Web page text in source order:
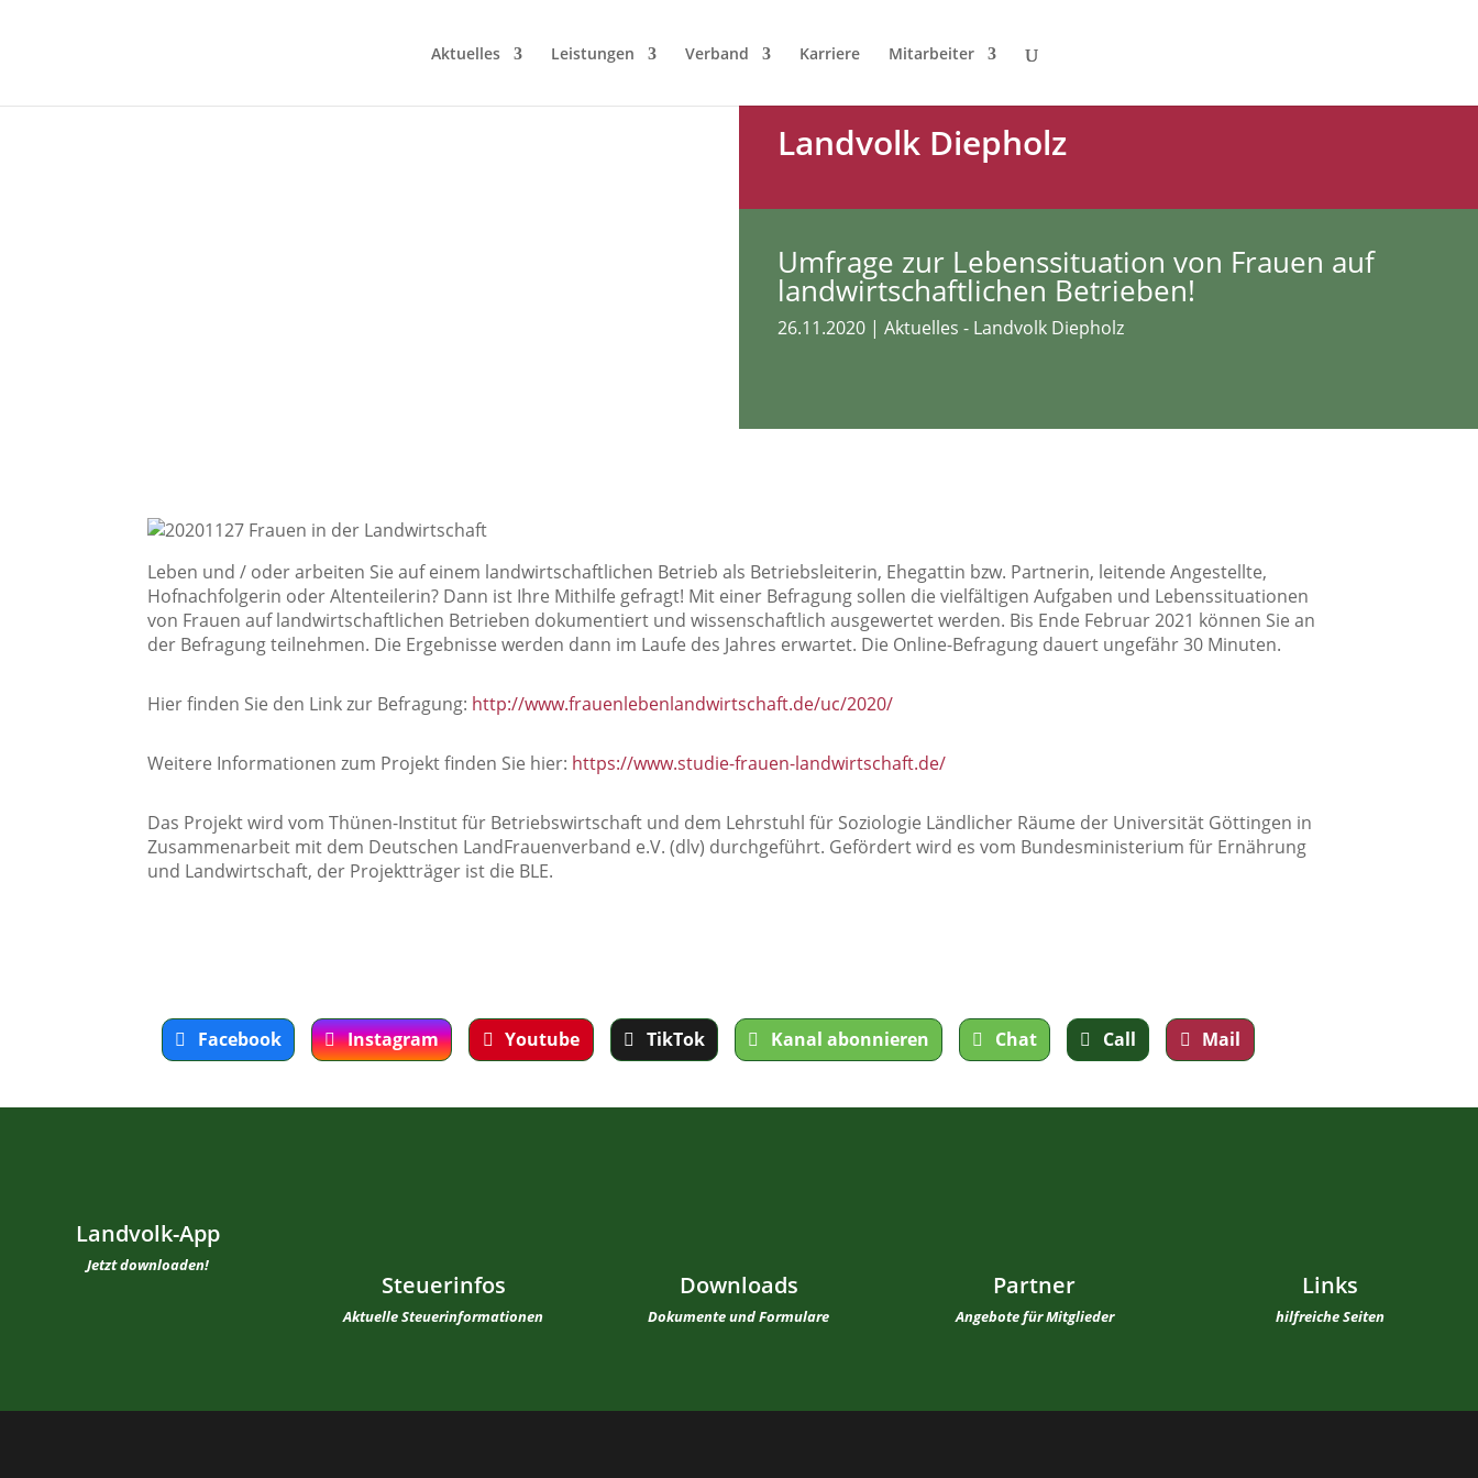
Aktuelles Leistungen Verband Karriere Mitarbeiter
Landvolk Diepholz
Umfrage zur Lebenssituation von Frauen auf
landwirtschaftlichen Betrieben!
26.11.2020 | Aktuelles - Landvolk Diepholz
Leben und / oder arbeiten Sie auf einem landwirtschaftlichen Betrieb als Betriebsleiterin, Ehegattin bzw. Partnerin, leitende Angestellte,
Hofnachfolgerin oder Altenteilerin? Dann ist Ihre Mithilfe gefragt! Mit einer Befragung sollen die vielfältigen Aufgaben und Lebenssituationen
von Frauen auf landwirtschaftlichen Betrieben dokumentiert und wissenschaftlich ausgewertet werden. Bis Ende Februar 2021 können Sie an
der Befragung teilnehmen. Die Ergebnisse werden dann im Laufe des Jahres erwartet. Die Online-Befragung dauert ungefähr 30 Minuten.
Hier finden Sie den Link zur Befragung: http://www.frauenlebenlandwirtschaft.de/uc/2020/
Weitere Informationen zum Projekt finden Sie hier: https://www.studie-frauen-landwirtschaft.de/
Das Projekt wird vom Thünen-Institut für Betriebswirtschaft und dem Lehrstuhl für Soziologie Ländlicher Räume der Universität Göttingen in
Zusammenarbeit mit dem Deutschen LandFrauenverband e.V. (dlv) durchgeführt. Gefördert wird es vom Bundesministerium für Ernährung
und Landwirtschaft, der Projektträger ist die BLE.
Facebook Instagram Youtube TikTok Kanal abonnieren Chat Call Mail
Landvolk-App
Jetzt downloaden!
Steuerinfos
Aktuelle Steuerinformationen
Downloads
Dokumente und Formulare
Partner
Angebote für Mitglieder
Links
hilfreiche Seiten